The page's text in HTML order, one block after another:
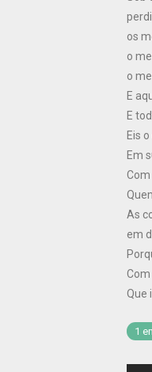
os
o
o
E
E
Eis
Em
As
em
Que
1